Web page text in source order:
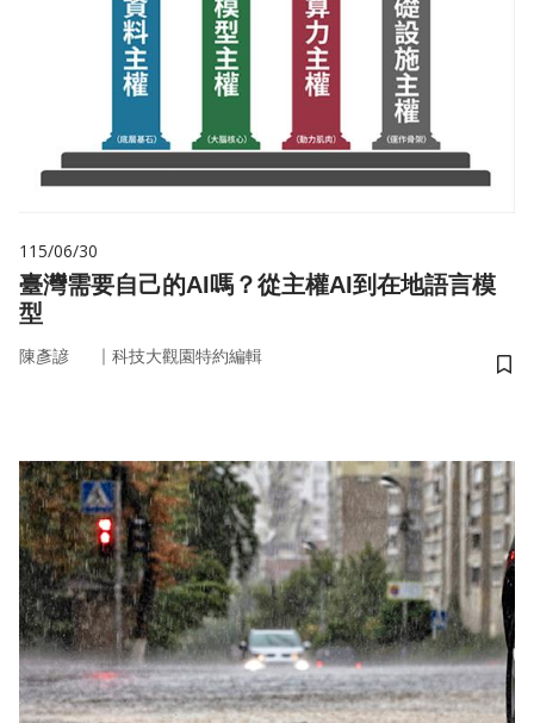
115/06/30
臺灣需要自己的AI嗎？從主權AI到在地語言模
型
陳彥諺 ｜ 科技大觀園特約編輯
儲